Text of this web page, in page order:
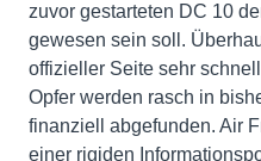
zuvor gestarteten DC 10
gewesen sein soll.
offizieller Seite sehr
Opfer werden rasch in
finanziell abgefunden. Air
einer rigiden